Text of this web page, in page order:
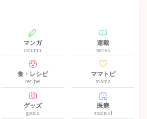
マンガ
column
連載
series
食・レシピ
recipe
ママトピ
mama
グッズ
goods
医療
medical